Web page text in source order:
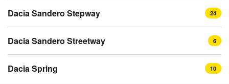
Dacia Sandero Stepway 24
Dacia Sandero Streetway 6
Dacia Spring 10